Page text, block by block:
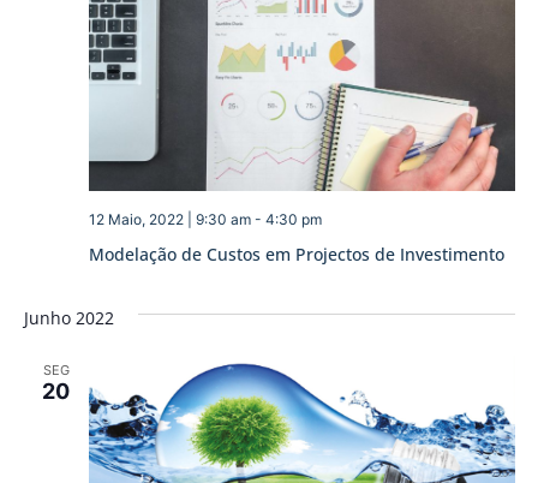
Modelação de Custos em Projectos de Investimento
12 Maio, 2022 | 9:30 am- 4:30 pm
Junho 2022
SEG
20